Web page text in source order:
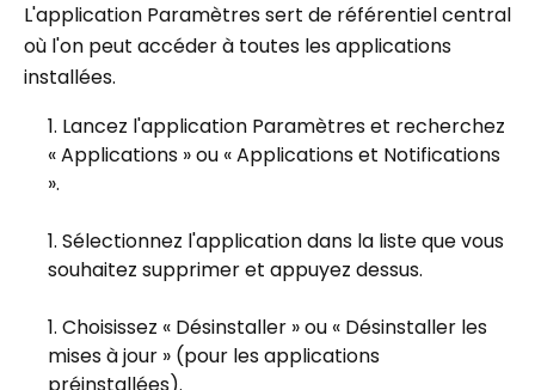
L'application Paramètres sert de référentiel central
où l'on peut accéder à toutes les applications
installées.
Lancez l'application Paramètres et recherchez
« Applications » ou « Applications et Notifications
».
Sélectionnez l'application dans la liste que vous
souhaitez supprimer et appuyez dessus.
Choisissez « Désinstaller » ou « Désinstaller les
mises à jour » (pour les applications
préinstallées).